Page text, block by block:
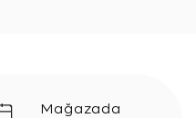
Mağazada